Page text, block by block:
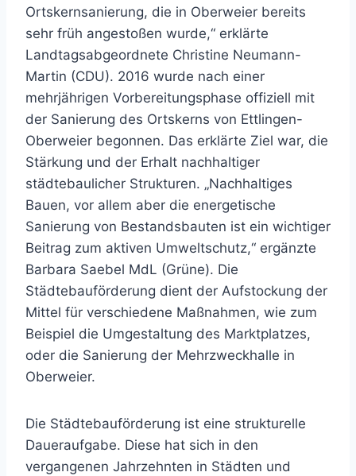
Ortskernsanierung, die in Oberweier bereits
sehr früh angestoßen wurde,“ erklärte
Landtagsabgeordnete Christine Neumann-
Martin (CDU). 2016 wurde nach einer
mehrjährigen Vorbereitungsphase offiziell mit
der Sanierung des Ortskerns von Ettlingen-
Oberweier begonnen. Das erklärte Ziel war, die
Stärkung und der Erhalt nachhaltiger
städtebaulicher Strukturen. „Nachhaltiges
Bauen, vor allem aber die energetische
Sanierung von Bestandsbauten ist ein wichtiger
Beitrag zum aktiven Umweltschutz,“ ergänzte
Barbara Saebel MdL (Grüne). Die
Städtebauförderung dient der Aufstockung der
Mittel für verschiedene Maßnahmen, wie zum
Beispiel die Umgestaltung des Marktplatzes,
oder die Sanierung der Mehrzweckhalle in
Oberweier.
Die Städtebauförderung ist eine strukturelle
Daueraufgabe. Diese hat sich in den
vergangenen Jahrzehnten in Städten und